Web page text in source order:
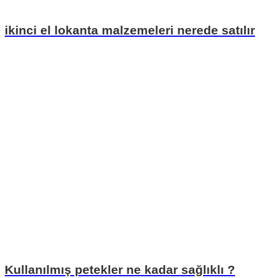
ikinci el lokanta malzemeleri nerede satılır
Kullanılmış petekler ne kadar sağlıklı ?